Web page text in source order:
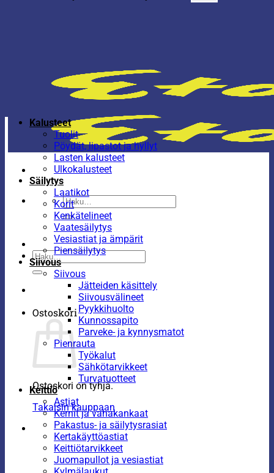
Etsi:
Etsi:
Ostoskori
Ostoskori on tyhjä.
Takaisin kauppaan
Kalusteet
Tuolit
Pöydät, lipastot ja hyllyt
Lasten kalusteet
Ulkokalusteet
Säilytys
Laatikot
Korit
Kenkätelineet
Vaatesäilytys
Vesiastiat ja ämpärit
Piensäilytys
Siivous
Siivous
Jätteiden käsittely
Siivousvälineet
Pyykkihuolto
Kunnossapito
Parveke- ja kynnysmatot
Pienrauta
Työkalut
Sähkötarvikkeet
Turvatuotteet
Keittiö
Astiat
Kernit ja vahakankaat
Pakastus- ja säilytysrasiat
Kertakäyttöastiat
Keittiötarvikkeet
Juomapullot ja vesiastiat